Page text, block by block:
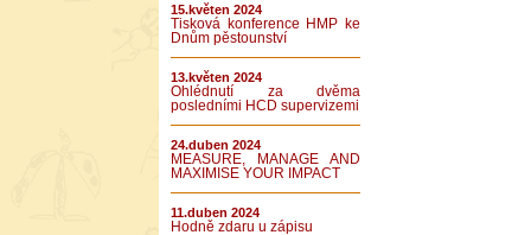
15.květen 2024
Tisková konference HMP ke
Dnům pěstounství
13.květen 2024
Ohlédnutí za dvěma
posledními HCD supervizemi
24.duben 2024
MEASURE, MANAGE AND
MAXIMISE YOUR IMPACT
11.duben 2024
Hodně zdaru u zápisu